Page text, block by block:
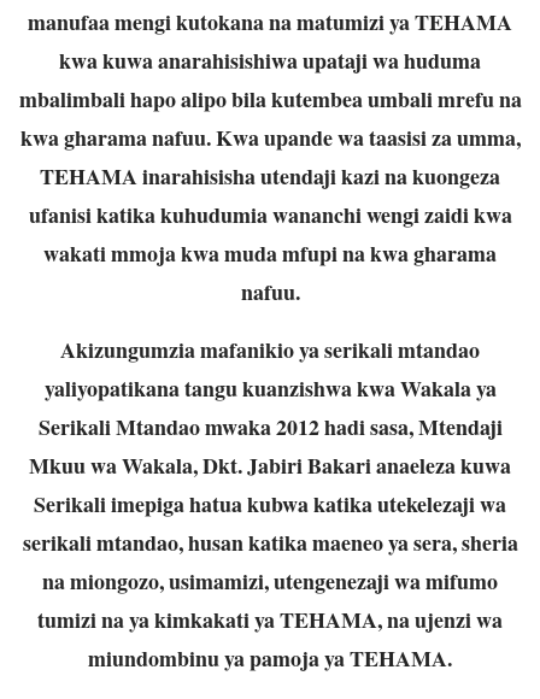
manufaa mengi kutokana na matumizi ya TEHAMA
kwa kuwa anarahisishiwa upataji wa huduma
mbalimbali hapo alipo bila kutembea umbali mrefu na
kwa gharama nafuu. Kwa upande wa taasisi za umma,
TEHAMA inarahisisha utendaji kazi na kuongeza
ufanisi katika kuhudumia wananchi wengi zaidi kwa
wakati mmoja kwa muda mfupi na kwa gharama
nafuu.
Akizungumzia mafanikio ya serikali mtandao
yaliyopatikana tangu kuanzishwa kwa Wakala ya
Serikali Mtandao mwaka 2012 hadi sasa, Mtendaji
Mkuu wa Wakala, Dkt. Jabiri Bakari anaeleza kuwa
Serikali imepiga hatua kubwa katika utekelezaji wa
serikali mtandao, husan katika maeneo ya sera, sheria
na miongozo, usimamizi, utengenezaji wa mifumo
tumizi na ya kimkakati ya TEHAMA, na ujenzi wa
miundombinu ya pamoja ya TEHAMA.